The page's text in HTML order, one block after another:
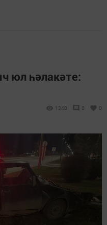
юл һәлакәте:
1340 0 0